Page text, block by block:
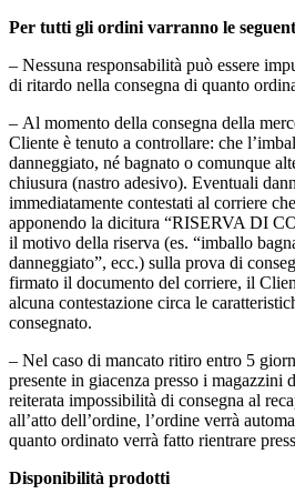
Per tutti gli ordini varranno le
– Nessuna responsabilità può essere
di ritardo nella consegna di quanto
– Al momento della consegna della
Cliente è tenuto a controllare: che
danneggiato, né bagnato o comunque
chiusura (nastro adesivo). Eventuali
immediatamente contestati al corriere
apponendo la dicitura “RISERVA DI
il motivo della riserva (es. “imballo
danneggiato”, ecc.) sulla prova di
firmato il documento del corriere, il
alcuna contestazione circa le
consegnato.
– Nel caso di mancato ritiro entro 5
presente in giacenza presso i magazzini
reiterata impossibilità di consegna al
all’atto dell’ordine, l’ordine verrà
quanto ordinato verrà fatto rientrare
Disponibilità prodotti